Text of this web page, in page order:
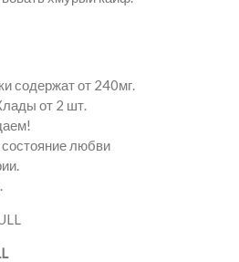
содержат от 240мг.
от 2 шт.
состояние любви